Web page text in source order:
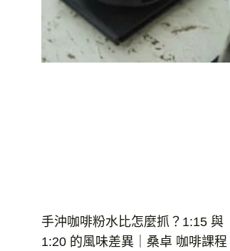
手沖咖啡粉水比怎麼抓？1:15 與
1:20 的風味差異｜桑卓 咖啡課程